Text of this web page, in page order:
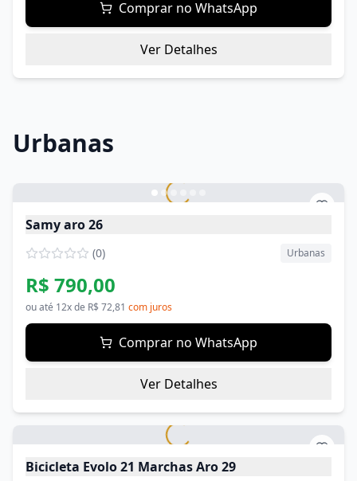
Comprar no WhatsApp
Ver Detalhes
Urbanas
Samy aro 26
(0) Urbanas
R$ 790,00
ou até 12x de R$ 72,81 com juros
Comprar no WhatsApp
Ver Detalhes
Bicicleta Evolo 21 Marchas Aro 29